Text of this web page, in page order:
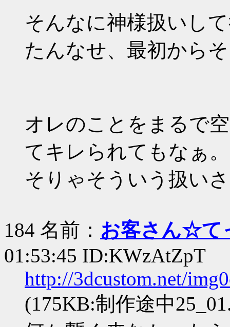
そんなに神様扱いし
たんなせ、最初から
オレのことをまるで
てキレられてもなぁ。
そりゃそういう扱い
184 名前： お客さん☆て
01:53:45 ID:KWzAtZpT
http://3dcustom.net/
(175KB:制作途中